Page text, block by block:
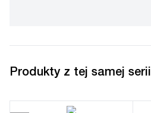
Produkty z tej samej serii